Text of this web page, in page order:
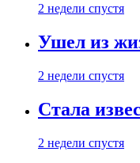
2 недели спустя
Ушел из
2 недели спустя
Стала
2 недели спустя